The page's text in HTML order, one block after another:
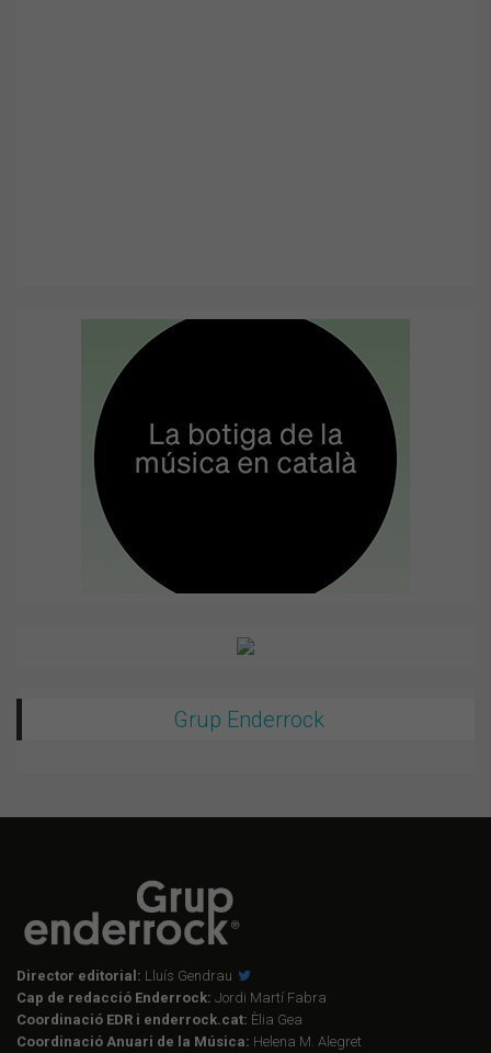
Grup Enderrock
Director editorial: Lluís Gendrau
Cap de redacció Enderrock: Jordi Martí Fabra
Coordinació EDR i enderrock.cat: Èlia Gea
Coordinació Anuari de la Música: Helena M. Alegret